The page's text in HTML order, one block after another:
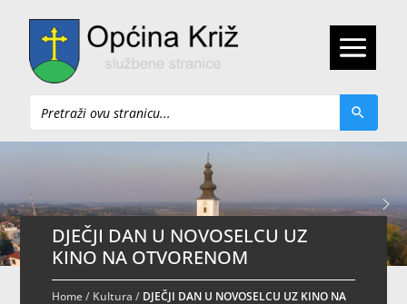
Pretraži
DJEČJI DAN U NOVOSELCU UZ
KINO NA OTVORENOM
Home/ Kultura / DJEČJI DAN U NOVOSELCU UZ KINO NA